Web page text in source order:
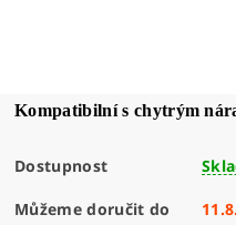
Kompatibilní s chytrým
Dostupnost
Můžeme doručit do